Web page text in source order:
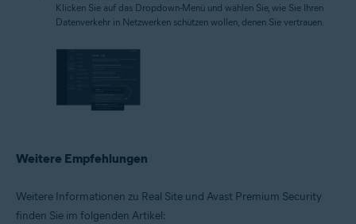
Klicken Sie auf das Dropdown-Menü und wählen Sie, wie Sie Ihren
Datenverkehr in Netzwerken schützen wollen, denen Sie vertrauen.
Weitere Empfehlungen
Weitere Informationen zu Real Site und Avast Premium Security
finden Sie im folgenden Artikel: